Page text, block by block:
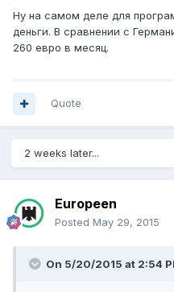
Ну на самом деле для
деньги. В сравнении с
260 евро в месяц.
Quote
2 weeks later...
Europeen
Posted May 29, 2015
On 5/20/2015 at 2:54